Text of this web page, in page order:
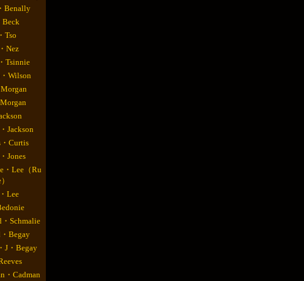
Benally
Tso
Nez
Tsinnie
Wilson
Jackson
Curtis
Jones
・Lee（Ru
Lee
Schmalie
Begay
J・Begay
・Cadman